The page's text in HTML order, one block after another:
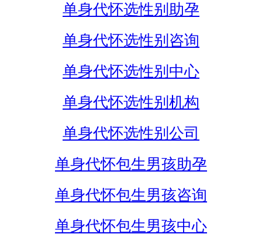
单身代怀选性别助孕
单身代怀选性别咨询
单身代怀选性别中心
单身代怀选性别机构
单身代怀选性别公司
单身代怀包生男孩助孕
单身代怀包生男孩咨询
单身代怀包生男孩中心